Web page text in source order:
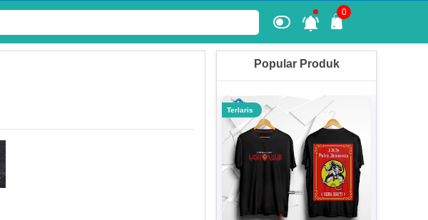
0
Popular Produk
Terlaris